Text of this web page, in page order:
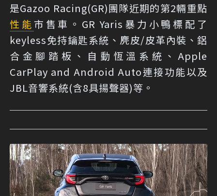
是Gazoo Racing(GR)團隊近期的第2輛重點
性能市售車。GR Yaris暴力小鴨標配了
keyless免持鑰匙系統、麂皮/皮革內裝、鋁
合金腳踏板、自動恆溫系統、Apple
CarPlay and Android Auto連接功能以及
JBL音響系統(含8具揚聲器)等。